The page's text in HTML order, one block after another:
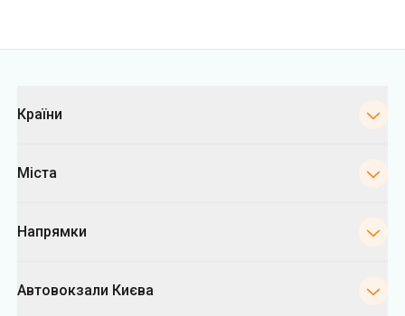
Країни
Міста
Напрямки
Автовокзали Києва